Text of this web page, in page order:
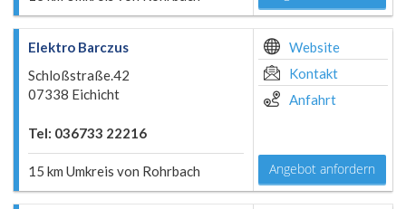
Elektro Barczus
Schloßstraße.42
07338 Eichicht
Tel: 036733 22216
15 km Umkreis von Rohrbach
Website
Kontakt
Anfahrt
Angebot anfordern